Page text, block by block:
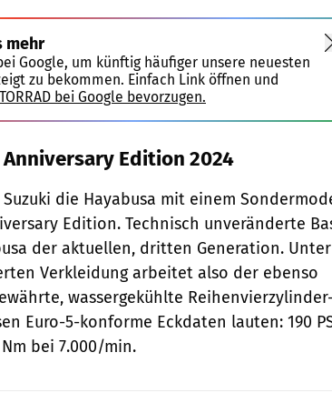
mehr
bei Google, um künftig häufiger unsere neuesten
zu bekommen. Einfach Link öffnen und
bei Google bevorzugen.
Edition 2024
die Hayabusa mit einem
Edition. Technisch unveränderte
der aktuellen, dritten Generation. Unter
Verkleidung arbeitet also der ebenso
wassergekühlte
Euro-5-konforme Eckdaten lauten: 190
bei 7.000/min.